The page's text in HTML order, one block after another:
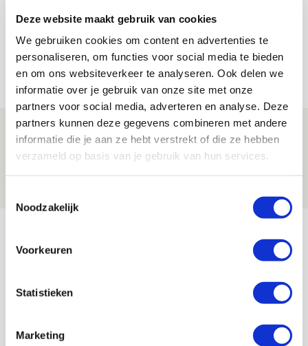
Deze website maakt gebruik van cookies
We gebruiken cookies om content en advertenties te
personaliseren, om functies voor social media te bieden
en om ons websiteverkeer te analyseren. Ook delen we
informatie over je gebruik van onze site met onze
partners voor social media, adverteren en analyse. Deze
partners kunnen deze gegevens combineren met andere
informatie die je aan ze hebt verstrekt of die ze hebben
verzameld op basis van je gebruik van hun services.
Noodzakelijk
Voorkeuren
Statistieken
Marketing
Míchel geeft blessure-update en
spreekt over Godts, Baas en
aanwinsten
07 AUGUSTUS 2026 - 14:13
NIEUWS
Volop enthousiasme in fotoverslag van
Europees treffen met Shelbourne
AGENDA
23
Selectiedag ballenjongens/-meiden